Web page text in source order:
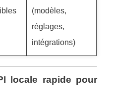
(modèles,
réglages,
intégrations)
locale rapide pour